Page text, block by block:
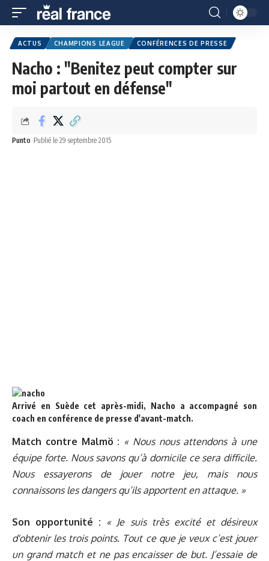
ACTUS CHAMPIONS LEAGUE CONFÉRENCES DE PRESSE
Nacho : "Benitez peut compter sur
moi partout en défense"
Punto Publié le 29 septembre 2015
Arrivé en Suède cet après-midi, Nacho a accompagné son
coach en conférence de presse d'avant-match.
Match contre Malmö : « Nous nous attendons à une
équipe forte. Nous savons qu’à domicile ce sera difficile.
Nous essayerons de jouer notre jeu, mais nous
connaissons les dangers qu’ils apportent en attaque. »
Son opportunité : « Je suis très excité et désireux
d'obtenir les trois points. Tout ce que je veux c’est jouer
un grand match et ne pas encaisser de but. J’essaie de